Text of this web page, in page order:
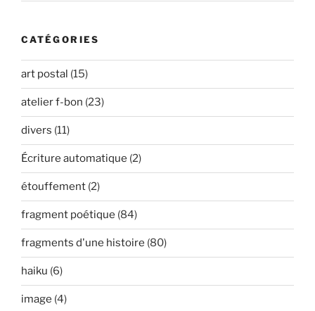
CATÉGORIES
art postal (15)
atelier f-bon (23)
divers (11)
Écriture automatique (2)
étouffement (2)
fragment poétique (84)
fragments d'une histoire (80)
haiku (6)
image (4)